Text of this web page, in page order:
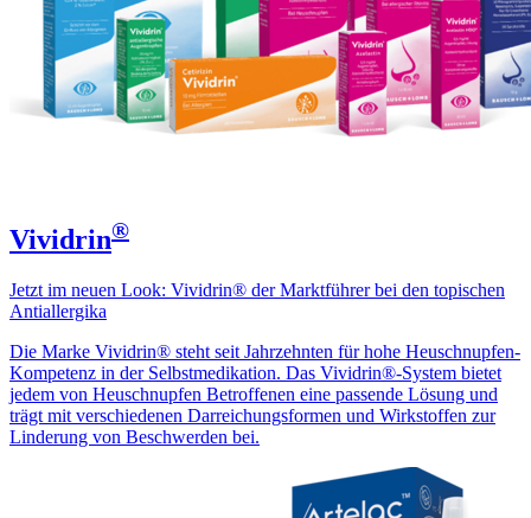
Vividrin®
Jetzt im neuen Look: Vividrin® der Marktführer bei den topischen
Antiallergika
Die Marke Vividrin® steht seit Jahrzehnten für hohe Heuschnupfen-
Kompetenz in der Selbstmedikation. Das Vividrin®-System bietet
jedem von Heuschnupfen Betroffenen eine passende Lösung und
trägt mit verschiedenen Darreichungsformen und Wirkstoffen zur
Linderung von Beschwerden bei.